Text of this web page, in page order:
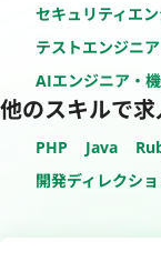
セキュリティエ
テストエンジニ
AIエンジニア・
他のスキルで
PHP Java
開発ディレクシ